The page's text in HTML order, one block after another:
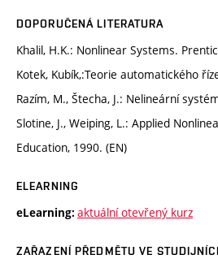
DOPORUČENÁ LITERATURA
Khalil, H.K.: Nonlinear Systems.
Kotek, Kubík,:Teorie automatického
Razím, M., Štecha, J.: Nelineární
Slotine, J., Weiping, L.: Applied
Education, 1990. (EN)
ELEARNING
eLearning: aktuální otevřený kurz
ZAŘAZENÍ PŘEDMĚTU VE